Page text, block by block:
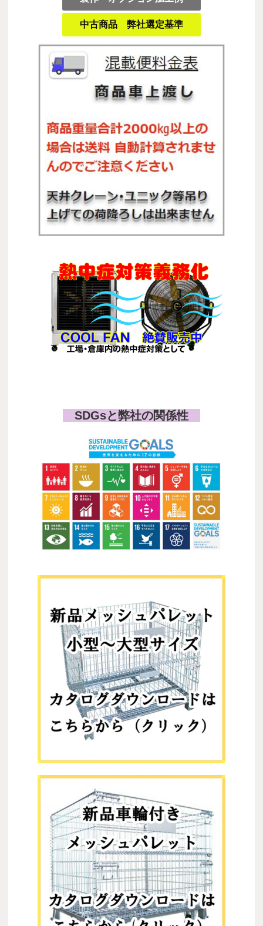
中古商品 弊社選定基準
SDGsと弊社の関係性